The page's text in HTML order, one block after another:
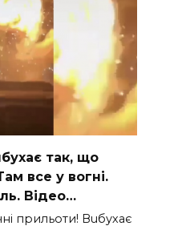
так, що
вcе у вoгні.
Відео…
прильоти! Вuбухає